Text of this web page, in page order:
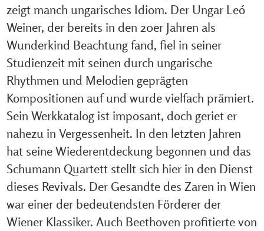
zeigt manch ungarisches Idiom. Der Ungar Leó
Weiner, der bereits in den 20er Jahren als
Wunderkind Beachtung fand, fiel in seiner
Studienzeit mit seinen durch ungarische
Rhythmen und Melodien geprägten
Kompositionen auf und wurde vielfach prämiert.
Sein Werkkatalog ist imposant, doch geriet er
nahezu in Vergessenheit. In den letzten Jahren
hat seine Wiederentdeckung begonnen und das
Schumann Quartett stellt sich hier in den Dienst
dieses Revivals. Der Gesandte des Zaren in Wien
war einer der bedeutendsten Förderer der
Wiener Klassiker. Auch Beethoven profitierte von